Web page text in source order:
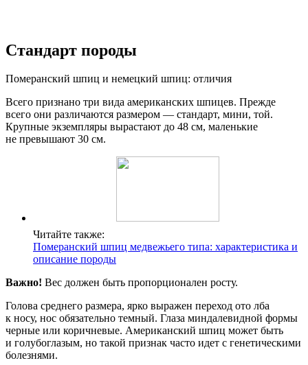
Стандарт породы
Померанский шпиц и немецкий шпиц: отличия
Всего признано три вида американских шпицев. Прежде
всего они различаются размером — стандарт, мини, той.
Крупные экземпляры вырастают до 48 см, маленькие
не превышают 30 см.
Читайте также:
Померанский шпиц медвежьего типа: характеристика и
описание породы
Важно! Вес должен быть пропорционален росту.
Голова среднего размера, ярко выражен переход ото лба
к носу, нос обязательно темный. Глаза миндалевидной формы
черные или коричневые. Американский шпиц может быть
и голубоглазым, но такой признак часто идет с генетическими
болезнями.